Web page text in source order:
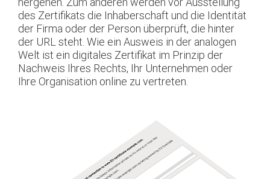
des Zertifikats die Inhaberschaft und die Identität
der Firma oder der Person überprüft, die hinter
der URL steht. Wie ein Ausweis in der analogen
Welt ist ein digitales Zertifikat im Prinzip der
Nachweis Ihres Rechts, Ihr Unternehmen oder
Ihre Organisation online zu vertreten.